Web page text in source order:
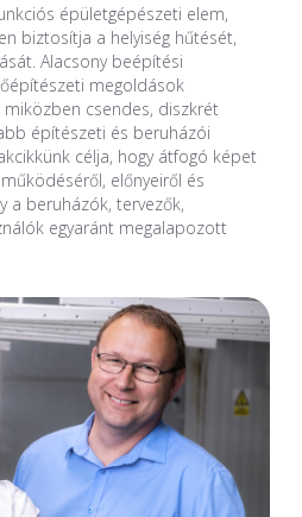
épületgépészeti elem,
biztosítja a helyiség hűtését,
Alacsony beépítési
megoldások
csendes, diszkrét
építészeti és beruházói
célja, hogy átfogó képet
előnyeiről és
a beruházók, tervezők,
egyaránt megalapozott